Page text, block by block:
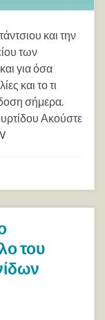
και την
των
για όσα
και το τι
σήμερα.
Ακούστε
του